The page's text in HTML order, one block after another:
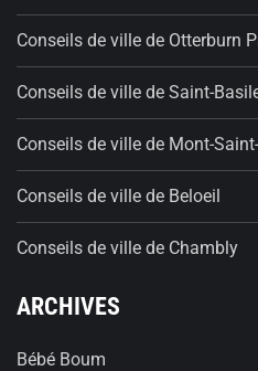
Conseils de ville de Otterburn
Conseils de ville de Saint-
Conseils de ville de Mont-
Conseils de ville de Beloeil
Conseils de ville de Chambly
ARCHIVES
Bébé Boum